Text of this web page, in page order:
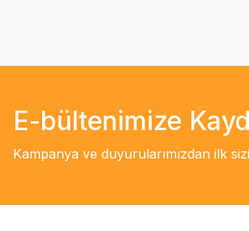
E-bültenimize
Kampanya ve duyurularımızdan ilk